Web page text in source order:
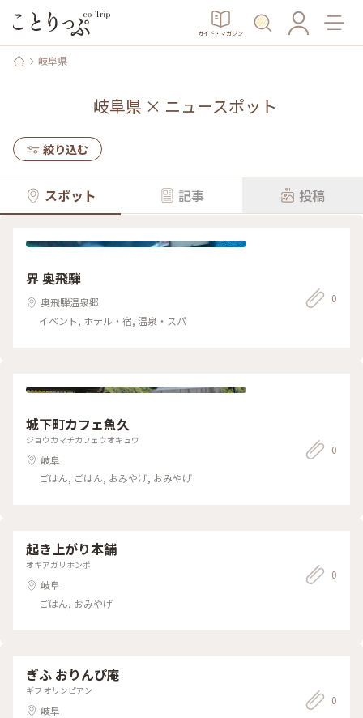
ガイド・マガジン
岐阜県
岐阜県× ニュースポット
絞り込む
スポット 記事 投稿
界 奥飛騨
奥飛騨温泉郷
イベント, ホテル・宿, 温泉・スパ
0
城下町カフェ魚久
ジョウカマチカフェウオキュウ
岐阜
ごはん, ごはん, おみやげ, おみやげ
0
起き上がり本舗
オキアガリホンポ
岐阜
ごはん, おみやげ
0
ぎふ おりんぴ庵
ギフ オリンピアン
岐阜
0